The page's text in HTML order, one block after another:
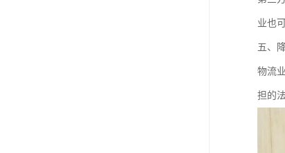
业也
五、
物流
担的